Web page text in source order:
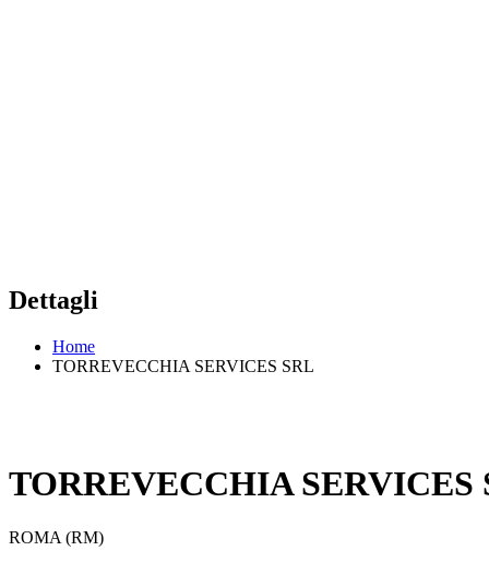
Dettagli
Home
TORREVECCHIA SERVICES SRL
TORREVECCHIA SERVICES
ROMA (RM)